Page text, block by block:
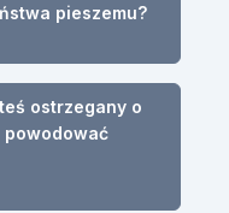
pieszemu?
ostrzegany o
powodować